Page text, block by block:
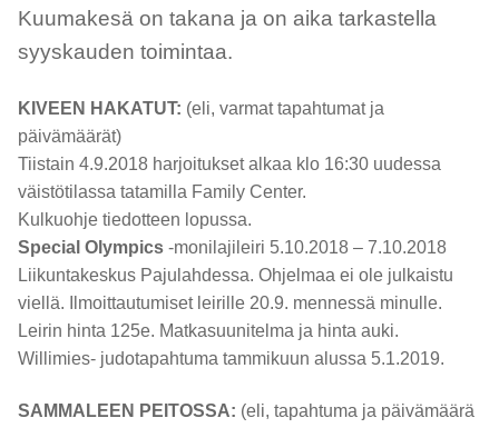
Kuumakesä on takana ja on aika tarkastella
syyskauden toimintaa.
KIVEEN HAKATUT: (eli, varmat tapahtumat ja
päivämäärät)
Tiistain 4.9.2018 harjoitukset alkaa klo 16:30 uudessa
väistötilassa tatamilla Family Center.
Kulkuohje tiedotteen lopussa.
Special Olympics -monilajileiri 5.10.2018 – 7.10.2018
Liikuntakeskus Pajulahdessa. Ohjelmaa ei ole julkaistu
viellä. Ilmoittautumiset leirille 20.9. mennessä minulle.
Leirin hinta 125e. Matkasuunitelma ja hinta auki.
Willimies- judotapahtuma tammikuun alussa 5.1.2019.
SAMMALEEN PEITOSSA: (eli, tapahtuma ja päivämäärä